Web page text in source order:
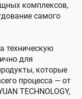
комплексов,
самого
техническую
для
которые
процесса — от
TECHNOLOGY,